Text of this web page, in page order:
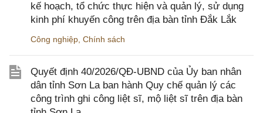
kế hoạch, tổ chức thực hiện và quản lý, sử dụng
kinh phí khuyến công trên địa bàn tỉnh Đắk Lắk
Công nghiệp Chính sách
Quyết định 40/2026/QĐ-UBND của Ủy ban nhân
dân tỉnh Sơn La ban hành Quy chế quản lý các
công trình ghi công liệt sĩ, mộ liệt sĩ trên địa bàn